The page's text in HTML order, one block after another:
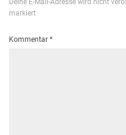
Deine E-Mail-Adresse wird nicht
markiert
Kommentar *